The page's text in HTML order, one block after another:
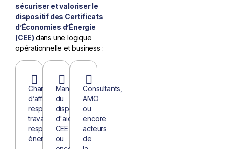
sécuriser et valoriser le
dispositif des Certificats
d’Économies d’Énergie
(CEE) dans une logique
opérationnelle et business :
Chargés
d’affaires,
responsables
travaux,
responsables
énergie.
Mandataires
du
dispositif
d'aide
CEE
ou
Consultants,
AMO
ou
encore
acteurs
de